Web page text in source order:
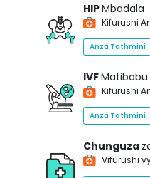
HIPMbadala
Kifurushi
Anza Tathmini
IVFMatibabu
Kifurushi
Anza Tathmini
Chunguza
Vifurushi